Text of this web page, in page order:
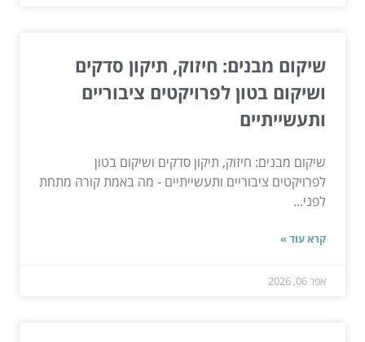
שיקום מבנים: חיזוק, תיקון סדקים
ושיקום בטון לפרויקטים ציבוריים
ותעשייתיים
שיקום מבנים: חיזוק, תיקון סדקים ושיקום בטון
לפרויקטים ציבוריים ותעשייתיים - מה באמת קורה מתחת
לפני...
קרא עוד »
אפר 06, 2026